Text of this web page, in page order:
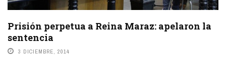
Prisión perpetua a Reina Maraz: apelaron la
sentencia
3 DICIEMBRE, 2014